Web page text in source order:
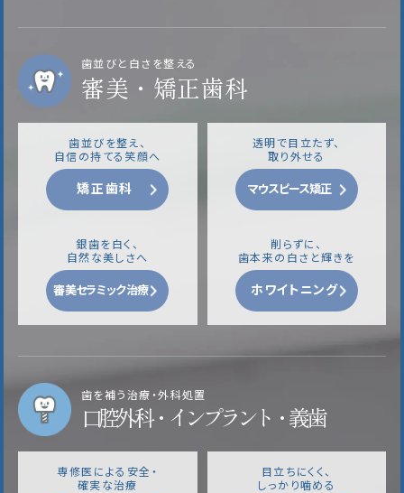
歯並びと白さを整える
審美・矯正歯科
歯並びを整え、
自信の持てる笑顔へ
矯正歯科
透明で目立たず、
取り外せる
マウスピース矯正
銀歯を白く、
自然な美しさへ
審美セラミック治療
削らずに、
歯本来の白さと輝きを
ホワイトニング
歯を補う治療・外科処置
口腔外科・インプラント・義歯
専修医による安全・
確実な治療
目立ちにくく、
しっかり噛める